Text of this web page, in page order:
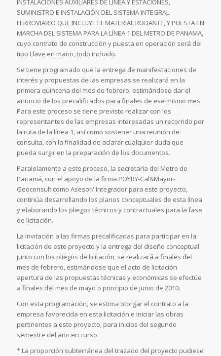
INSTALACIONES AUXILIARES DE LÍNEA Y ESTACIONES,
SUMINISTRO E INSTALACIÓN DEL SISTEMA INTEGRAL
FERROVIARIO QUE INCLUYE EL MATERIAL RODANTE, Y PUESTA EN
MARCHA DEL SISTEMA PARA LA LÍNEA 1 DEL METRO DE PANAMA,
cuyo contrato de construcción y puesta en operación será del
tipo Llave en mano, todo incluido.
Se tiene programado que la entrega de manifestaciones de
interés y propuestas de las empresas se realizará en la
primera quincena del mes de febrero, estimándose dar el
anuncio de los precalificados para finales de ese mismo mes.
Para este proceso se tiene previsto realizar con los
representantes de las empresas interesadas un recorrido por
la ruta de la línea 1, así como sostener una reunión de
consulta, con la finalidad de aclarar cualquier duda que
pueda surgir en la preparación de los documentos.
Paralelamente a este proceso, la secretaría del Metro de
Panamá, con el apoyo de la firma POYRY-Cal&Mayor-
Geoconsult como Asesor/ Integrador para este proyecto,
continúa desarrollando los planos conceptuales de esta línea
y elaborando los pliegos técnicos y contractuales para la fase
de licitación.
La invitación a las firmas precalificadas para participar en la
licitación de este proyecto y la entrega del diseño conceptual
junto con los pliegos de licitación, se realizará a finales del
mes de febrero, estimándose que el acto de licitación
apertura de las propuestas técnicas y económicas se efectúe
a finales del mes de mayo o principio de junio de 2010.
Con esta programación, se estima otorgar el contrato a la
empresa favorecida en esta licitación e iniciar las obras
pertinentes a este proyecto, para inicios del segundo
semestre del año en curso.
* La proporción subterránea del trazado del proyecto pudiese